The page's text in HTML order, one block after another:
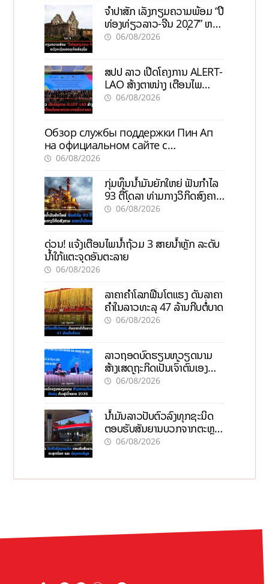
ຈຳປາສັກ ເລັ່ງກຽມຄວາມພ້ອມ “ປີ
ທ່ອງທ່ຽວລາວ-ຈີນ 2027” ຫວັງ
ກະຕຸ້ນເສດຖະກິດທ້ອງຖິ່ນ
06/08/2026
ສປປ ລາວ ເປີດໂຄງການ ALERT-
LAO ສ້າງຕາໜ່າງ ເຕືອນໄພ
ພະຍາດລະບາດທົ່ວປະເທດ
06/08/2026
Обзор службы поддержки Пин Ап
на официальном сайте с
актуальной информацией
06/08/2026
ກຸ່ມທຶນນ້ຳມັນຍັກໃຫຍ່ ຟັນກຳໄລ
93 ຕື້ໂດລາ ທ່າມກາງວິກິດສົງຄາມ
ລາຄານໍ້າມັນແພງ
06/08/2026
ດ່ວນ! ແຈ້ງເຕືອນໄພນໍ້າຖ້ວມ 3 ສາຍນໍ້າຫຼັກ ລະດັບ
ນໍ້າໃກ້ແຕະຈຸດອັນຕະລາຍ
06/08/2026
ລາຄາຄຳໂລກຟື້ນໂຕແຮງ ດັນລາຄາ
ຄຳໃນລາວທະລຸ 47 ລ້ານກີບຕໍ່ບາດ
06/08/2026
ລາວຖອດບົດຮຽນຫວຽດນາມ
ສ້າງເສດຖະກິດເປັນເຈົ້າຕົນເອງ
ກ້າວສູ່ເປົ້າໝາຍ 2035
06/08/2026
ນໍ້າມັນລາວປັບຕົວລົງທຸກຊະນິດ
ຕອບຮັບສັນຍານບວກຈາກຕະຫຼາດ
ໂລກ ແລະ ຊ່ອງແຄບຮໍມູສ
06/08/2026